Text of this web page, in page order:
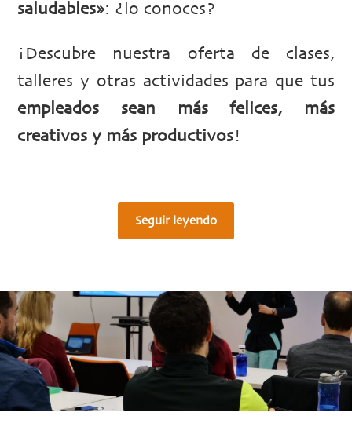
saludables»: ¿lo conoces?
¡Descubre nuestra oferta de clases,
talleres y otras actividades para que tus
empleados sean más felices, más
creativos y más productivos!
Seguir leyendo